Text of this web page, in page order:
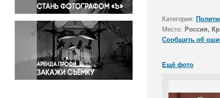
Религия
Светская жизнь
Спорт
Экология
Экономика и бизнес
Категория:
Место: Россия,
Сообщить об
Ещё фото